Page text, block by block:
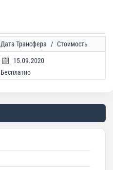
Дата Трансфера / Стоимость
15.09.2020
Бесплатно